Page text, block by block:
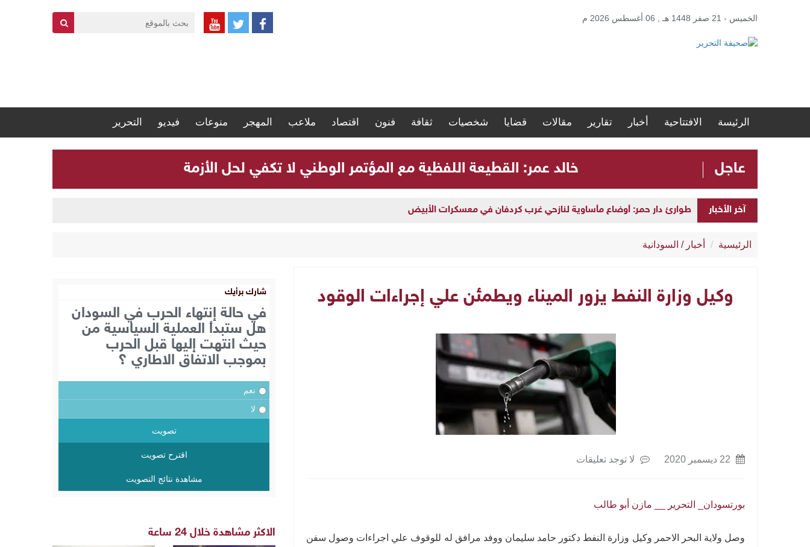
الخميس - 21 صفر 1448 هـ , 06 أغسطس 2026 م
الرئيسة الافتتاحية أخبار تقارير مقالات قضايا شخصيات ثقافة فنون اقتصاد ملاعب المهجر منوعات فيديو التحرير
عاجل ​خالد عمر: القطيعة اللفظية مع المؤتمر الوطني لا تكفي لحل الأزمة
آخر الأخبار طوارئ دار حمر: أوضاع مأساوية لنازحي غرب كردفان في معسكرات الأبيض
الرئيسية أخبار / السودانية
وكيل وزارة النفط يزور الميناء ويطمئن علي إجراءات الوقود
لا توجد تعليقات
بورتسودان_ التحرير __ مازن أبو طالب
وصل ولاية البحر الاحمر وكيل وزارة النفط دكتور حامد سليمان ووفد مرافق له للوقوف علي اجراءات وصول سفن
شارك برأيك
في حالة إنتهاء الحرب في السودان
هل ستبدأ العملية السياسية من
حيث انتهت إليها قبل الحرب
بموجب الاتفاق الاطاري ؟
نعم
لا
تصويت
اقترح تصويت
مشاهدة نتائج التصويت
الاكثر مشاهدة خلال 24 ساعة